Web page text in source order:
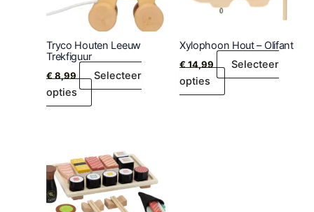
Tryco Houten Leeuw
Trekfiguur
€8,99
Selecteer
opties
Xylophoon Hout – Olifant
€14,99
Selecteer
opties